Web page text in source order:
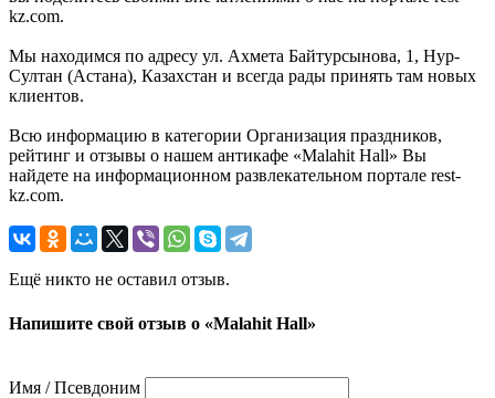
kz.com.
Мы находимся по адресу ул. Ахмета Байтурсынова, 1, Нур-
Султан (Астана), Казахстан и всегда рады принять там новых
клиентов.
Всю информацию в категории Организация праздников,
рейтинг и отзывы о нашем антикафе «Malahit Hall» Вы
найдете на информационном развлекательном портале rest-
kz.com.
Ещё никто не оставил отзыв.
Напишите свой отзыв о «Malahit Hall»
Имя / Псевдоним